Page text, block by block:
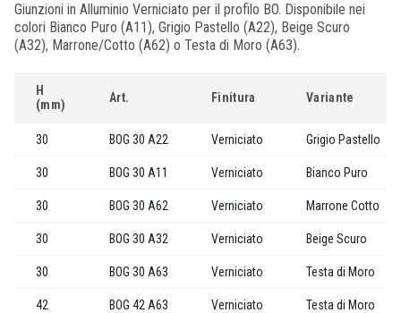
Giunzioni in Alluminio Verniciato per il profilo BO. Disponibile nei
colori Bianco Puro (A11), Grigio Pastello (A22), Beige Scuro
(A32), Marrone/Cotto (A62) o Testa di Moro (A63).
H
(mm)
Art. Finitura Variante
30 BOG 30 A22 Verniciato Grigio Pastello
30 BOG 30 A11 Verniciato Bianco Puro
30 BOG 30 A62 Verniciato Marrone Cotto
30 BOG 30 A32 Verniciato Beige Scuro
30 BOG 30 A63 Verniciato Testa di Moro
42 BOG 42 A63 Verniciato Testa di Moro